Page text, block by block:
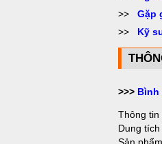
>> Gặp
>> Kỹ
>>> Bình
Thông tin
Dung